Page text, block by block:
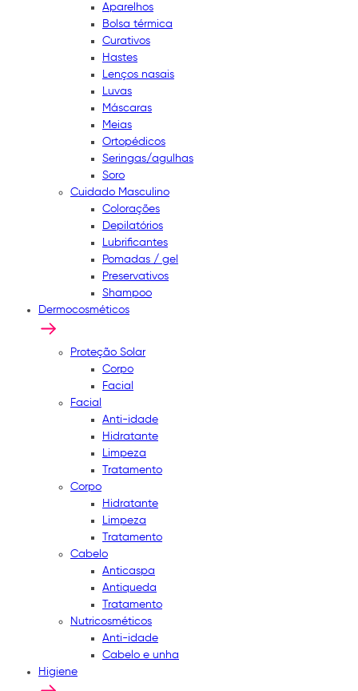
Aparelhos
Bolsa térmica
Curativos
Hastes
Lenços nasais
Luvas
Máscaras
Meias
Ortopédicos
Seringas/agulhas
Soro
Cuidado Masculino
Colorações
Depilatórios
Lubrificantes
Pomadas / gel
Preservativos
Shampoo
Dermocosméticos
Proteção Solar
Corpo
Facial
Facial
Anti-idade
Hidratante
Limpeza
Tratamento
Corpo
Hidratante
Limpeza
Tratamento
Cabelo
Anticaspa
Antiqueda
Tratamento
Nutricosméticos
Anti-idade
Cabelo e unha
Higiene